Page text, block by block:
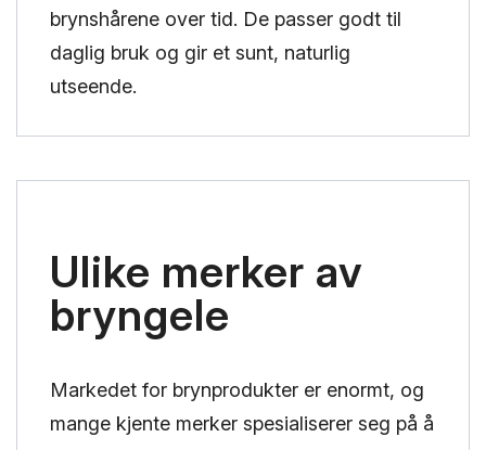
brynshårene over tid. De passer godt til
daglig bruk og gir et sunt, naturlig
utseende.
Ulike merker av
bryngele
Markedet for brynprodukter er enormt, og
mange kjente merker spesialiserer seg på å